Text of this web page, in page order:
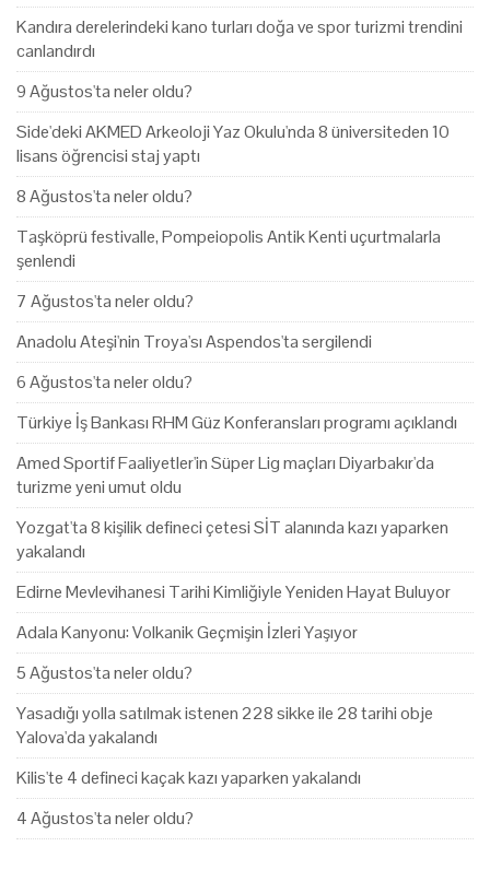
Kandıra derelerindeki kano turları doğa ve spor turizmi trendini
canlandırdı
9 Ağustos'ta neler oldu?
Side'deki AKMED Arkeoloji Yaz Okulu'nda 8 üniversiteden 10
lisans öğrencisi staj yaptı
8 Ağustos'ta neler oldu?
Taşköprü festivalle, Pompeiopolis Antik Kenti uçurtmalarla
şenlendi
7 Ağustos'ta neler oldu?
Anadolu Ateşi'nin Troya'sı Aspendos'ta sergilendi
6 Ağustos'ta neler oldu?
Türkiye İş Bankası RHM Güz Konferansları programı açıklandı
Amed Sportif Faaliyetler'in Süper Lig maçları Diyarbakır'da
turizme yeni umut oldu
Yozgat'ta 8 kişilik defineci çetesi SİT alanında kazı yaparken
yakalandı
Edirne Mevlevihanesi Tarihi Kimliğiyle Yeniden Hayat Buluyor
Adala Kanyonu: Volkanik Geçmişin İzleri Yaşıyor
5 Ağustos'ta neler oldu?
Yasadığı yolla satılmak istenen 228 sikke ile 28 tarihi obje
Yalova'da yakalandı
Kilis'te 4 defineci kaçak kazı yaparken yakalandı
4 Ağustos'ta neler oldu?